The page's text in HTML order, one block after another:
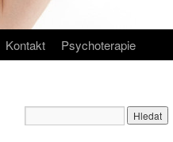
Kontakt Psychoterapie